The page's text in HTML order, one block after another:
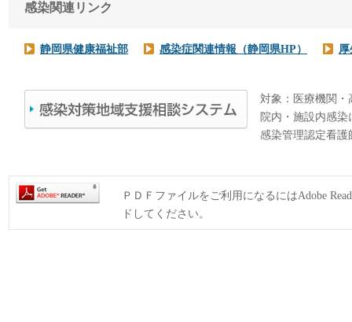
感染関連リンク
静岡県健康福祉部 感染症関連情報（静岡県HP）
対象：医療機関・
院内・施設内感
感染管理認定看
ＰＤＦファイルをご利用になるにはAdobe
ドしてください。